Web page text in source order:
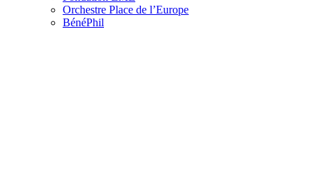
Orchestre Place de l’Europe
BénéPhil